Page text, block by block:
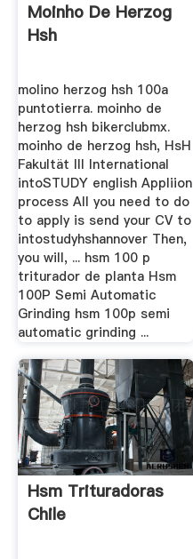
Moinho De Herzog
Hsh
molino herzog hsh 100a
puntotierra. moinho de
herzog hsh bikerclubmx.
moinho de herzog hsh, HsH
Fakultät III International
intoSTUDY english Appliion
process All you need to do
to apply is send your CV to
intostudyhshannover Then,
you will, ... hsm 100 p
triturador de planta Hsm
100P Semi Automatic
Grinding hsm 100p semi
automatic grinding ...
Hsm Trituradoras
Chile